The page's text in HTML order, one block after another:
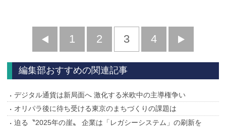
前
へ
1 2 3 4
へ
編集部おすすめの関連記事
デジタル通貨は新局面へ 激化する米欧中の主導権争い
オリパラ後に待ち受ける東京のまちづくりの課題は
迫る〝2025年の崖〟 企業は「レガシーシステム」の刷新を